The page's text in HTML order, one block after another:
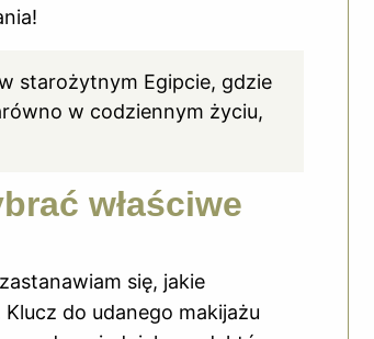
starożytnym Egipcie, gdzie
w codziennym życiu,
właściwe
się, jakie
Klucz do udanego makijażu